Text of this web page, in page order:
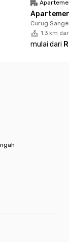
Curug
1.3 km
mulai dari